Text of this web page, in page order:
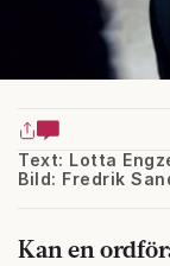
Text: Lotta
Bild: Fredrik
Kan en